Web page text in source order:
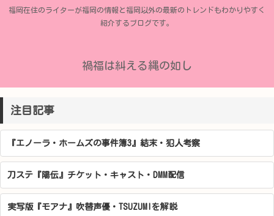
福岡在住のライターが福岡の情報と福岡以外の最新のトレンドもわかりやすく
紹介するブログです。
禍福は糾える縄の如し
注目記事
『エノーラ・ホームズの事件簿3』結末・犯人考察
刀ステ『陽伝』チケット・キャスト・DMM配信
実写版『モアナ』吹替声優・TSUZUMIを解説